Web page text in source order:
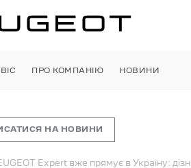
ПРО КОМПАНІЮ НОВИНИ
НА НОВИНИ
Expert вже прямує в Україну: